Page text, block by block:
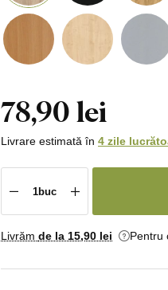
78,90 lei
Livrare estimată în 4 zile
Livrăm de la 15,90 lei Pentru